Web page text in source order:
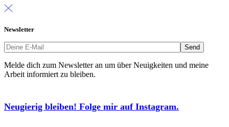
Newsletter
Melde dich zum Newsletter an um über Neuigkeiten und meine
Arbeit informiert zu bleiben.
Neugierig bleiben! Folge mir auf Instagram.